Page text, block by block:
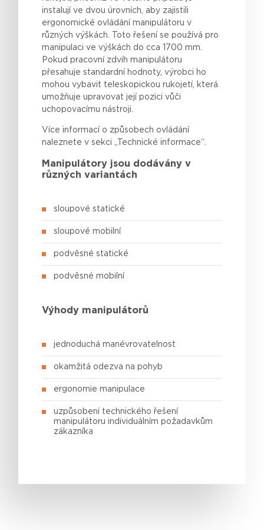
instalují ve dvou úrovních, aby zajistili
ergonomické ovládání manipulátoru v
různých výškách. Totořešení se používá pro
manipulaci ve výškách do cca 1700 mm.
Pokud pracovní zdvih manipulátoru
přesahuje standardní hodnoty,výrobci ho
mohou vybavit teleskopickourukojetí, která
umožňujeupravovat její pozici vůči
uchopovacímu nástroji.
Více informací o způsobech ovládání
naleznete v sekci „Technické informace“.
Manipulátory jsou dodávány v
různých variantách
sloupové statické
sloupové mobilní
podvěsné statické
podvěsné mobilní
Výhody manipulátorů
jednoduchá manévrovatelnost
okamžitá odezva na pohyb
ergonomie manipulace
uzpůsobení technického řešení
manipulátoru individuálním požadavkům
zákazníka